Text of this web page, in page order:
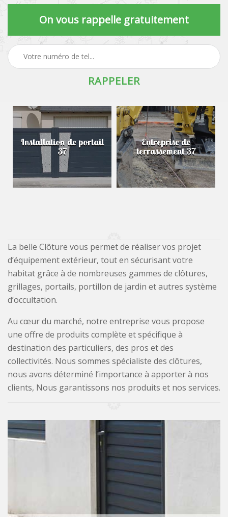
On vous rappelle gratuitement
Installation de portail
37
Entreprise de
terrassement 37
La belle Clôture vous permet de réaliser vos projet
d’équipement extérieur, tout en sécurisant votre
habitat grâce à de nombreuses gammes de clôtures,
grillages, portails, portillon de jardin et autres système
d’occultation.
Au cœur du marché, notre entreprise vous propose
une offre de produits complète et spécifique à
destination des particuliers, des pros et des
collectivités. Nous sommes spécialiste des clôtures,
nous avons déterminé l’importance à apporter à nos
clients, Nous garantissons nos produits et nos services.